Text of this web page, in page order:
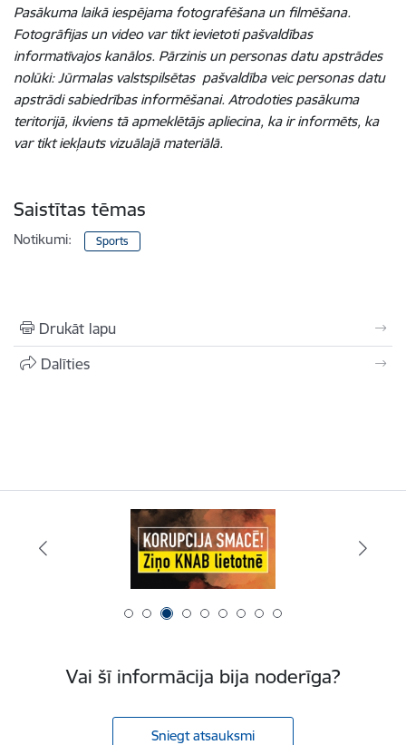
Pasākuma laikā iespējama fotografēšana un filmēšana.
Fotogrāfijas un video var tikt ievietoti pašvaldības
informatīvajos kanālos. Pārzinis un personas datu apstrādes
nolūki: Jūrmalas valstspilsētas pašvaldība veic personas datu
apstrādi sabiedrības informēšanai. Atrodoties pasākuma
teritorijā, ikviens tā apmeklētājs apliecina, ka ir informēts, ka
var tikt iekļauts vizuālajā materiālā.
Saistītas tēmas
Notikumi: Sports
Drukāt lapu
Dalīties
Vai šī informācija bija noderīga?
Sniegt atsauksmi